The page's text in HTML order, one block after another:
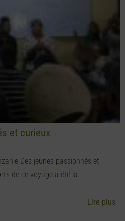
et curieux
Des jeunes passionnés et
de ce voyage a été la
Lire plus